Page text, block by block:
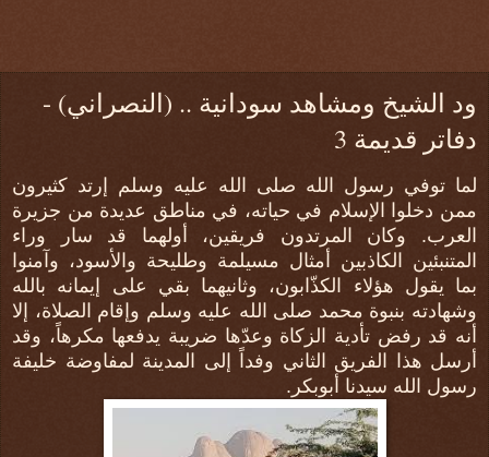
ود الشيخ ومشاهد سودانية .. (النصراني) -
دفاتر قديمة 3
لما توفي رسول الله صلى الله عليه وسلم إرتد كثيرون
ممن دخلوا الإسلام في حياته، في مناطق عديدة من جزيرة
العرب. وكان المرتدون فريقين، أولهما قد سار وراء
المتنبئين الكاذبين أمثال مسيلمة وطليحة والأسود، وآمنوا
بما يقول هؤلاء الكذّابون، وثانيهما بقي على إيمانه بالله
وشهادته بنبوة محمد صلى الله عليه وسلم وإقام الصلاة، إلا
أنه قد رفض تأدية الزكاة وعدّها ضريبة يدفعها مكرهاً، وقد
أرسل هذا الفريق الثاني وفداً إلى المدينة لمفاوضة خليفة
رسول الله سيدنا أبوبكر.